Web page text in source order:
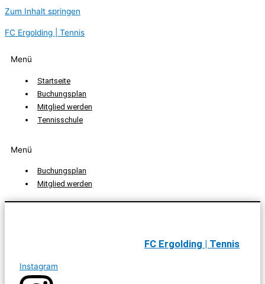
Zum Inhalt springen
FC Ergolding | Tennis
Menü
Startseite
Buchungsplan
Mitglied werden
Tennisschule
Menü
Buchungsplan
Mitglied werden
FC Ergolding | Tennis
Instagram